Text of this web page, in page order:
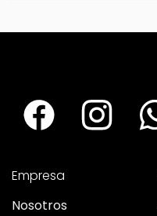
Empresa
Nosotros